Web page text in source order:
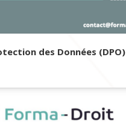
des Données (DPO)